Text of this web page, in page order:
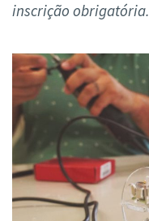
inscrição obrigatória.